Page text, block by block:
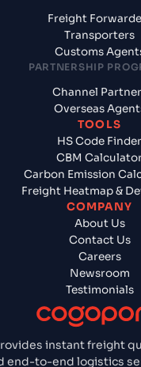
instant freight
end-to-end logistics
Freight
Transporters
Customs
PARTNERSHIP
Channel
Overseas
TOOLS
HS Code Finder
CBM
Carbon Emission
Freight Heatmap &
COMPANY
About Us
Contact Us
Careers
Newsroom
Testimonials